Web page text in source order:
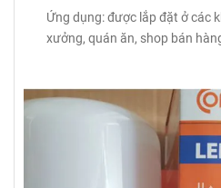
Ứng dụng: được lắp đặt ở các
xưởng, quán ăn, shop bán